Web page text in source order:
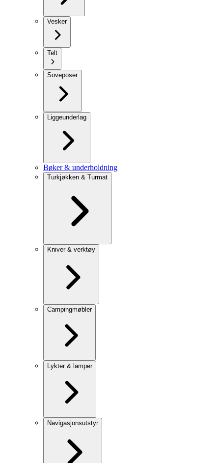
Vesker
Telt
Soveposer
Liggeunderlag
Bøker & underholdning
Turkjøkken & Turmat
Kniver & verktøy
Campingmøbler
Lykter & lamper
Navigasjonsutstyr